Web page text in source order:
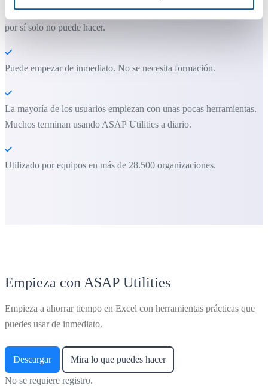
ASAP Utilities te ayuda a ahorrar tiempo y a hacer cosas que Excel
por sí solo no puede hacer.
Puede empezar de inmediato. No se necesita formación.
La mayoría de los usuarios empiezan con unas pocas herramientas.
Muchos terminan usando ASAP Utilities a diario.
Utilizado por equipos en más de 28.500 organizaciones.
Empieza con ASAP Utilities
Empieza a ahorrar tiempo en Excel con herramientas prácticas que
puedes usar de inmediato.
Descargar Mira lo que puedes hacer
No se requiere registro.